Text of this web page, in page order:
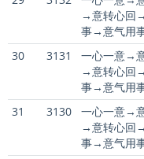
→意转心回
事→意气用
30 3131
一心一意→
→意转心回
事→意气用
31 3130
一心一意→
→意转心回
事→意气用